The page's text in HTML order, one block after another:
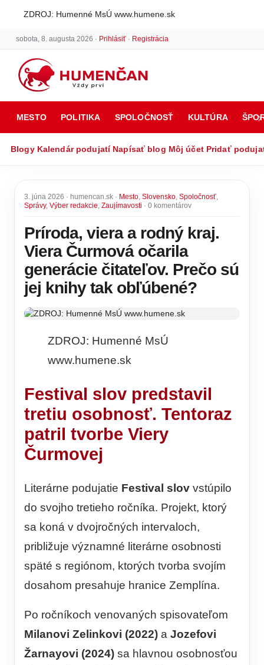
ZDROJ: Humenné MsÚ www.humene.sk
sobota, 8. augusta 2026 · Prihlásiť· Registrácia
MESTO POLITIKA SPOLOČNOSŤ KULTÚRA
Blogy Kalendár podujatí Napísať blog Môj účet Pridať
3. júna 2026 · humencan.sk · Mesto, Slovensko, Spoločnosť,
Správy, Výber redakcie, Zaujímavosti · 0 komentárov
Príroda, viera a rodný kraj.
Viera Čurmová očarila
generácie čitateľov. Prečo sú
jej knihy tak obľúbené?
ZDROJ: Humenné MsÚ
www.humene.sk
Festival slov predstavil
tretiu osobnosť. Tentoraz
patril tvorbe Viery
Čurmovej
Literárne podujatie Festival slov vstúpilo
do svojho tretieho ročníka. Projekt, ktorý
sa koná v dvojročných intervaloch,
približuje významné literárne osobnosti
späté s regiónom, ktorých tvorba svojím
dosahom presahuje hranice Zemplína.
Po ročníkoch venovaných spisovateľom
Milanovi Zelinkovi (2022) a Jozefovi
Žarnayovi (2024) sa hlavnou osobnosťou